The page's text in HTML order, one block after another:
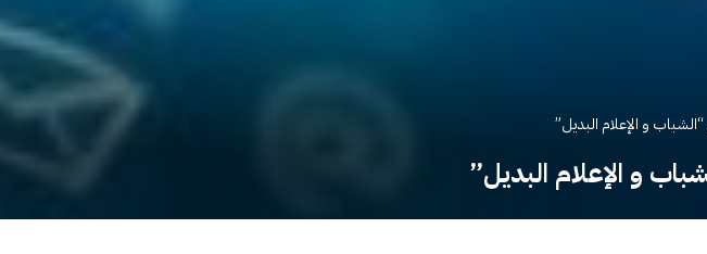
و الإعلام البديل”
و الإعلام البديل”